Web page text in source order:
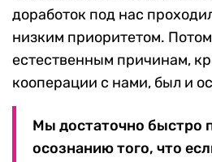
доработок под нас
низким приоритетом.
естественным причинам,
кооперации с нами, был и
Мы достаточно быстро
осознанию того, что